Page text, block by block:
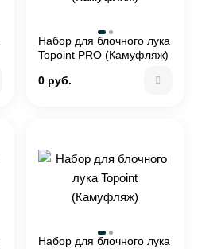
Набор для блочного лука
Topoint PRO (Камуфляж)
0 руб.
Набор для блочного лука